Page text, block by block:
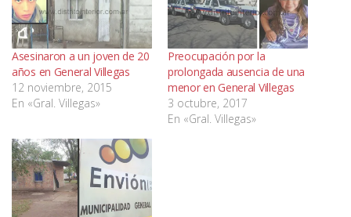
Asesinaron a un joven de 20
años en General Villegas
12 noviembre, 2015
En «Gral. Villegas»
Preocupación por la
prolongada ausencia de una
menor en General Villegas
3 octubre, 2017
En «Gral. Villegas»